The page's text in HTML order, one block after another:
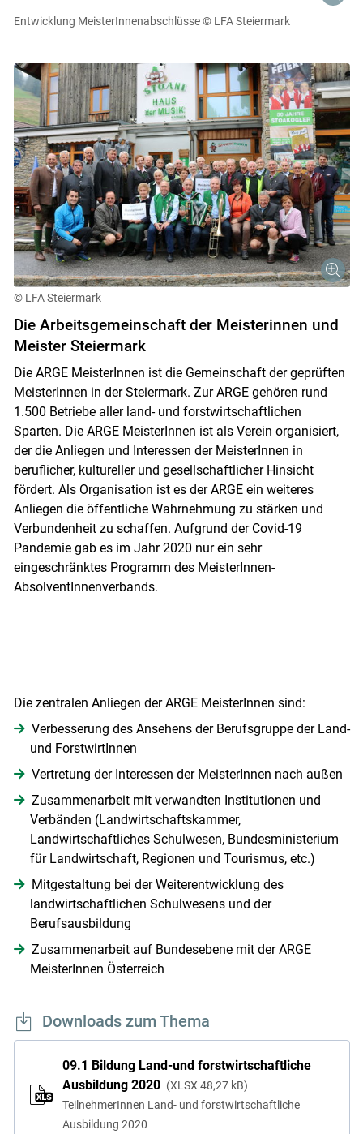
Entwicklung MeisterInnenabschlüsse © LFA Steiermark
© LFA Steiermark
Die Arbeitsgemeinschaft der Meisterinnen und
Meister Steiermark
Die ARGE MeisterInnen ist die Gemeinschaft der geprüften
MeisterInnen in der Steiermark. Zur ARGE gehören rund
1.500 Betriebe aller land- und forstwirtschaftlichen
Sparten. Die ARGE MeisterInnen ist als Verein organisiert,
der die Anliegen und Interessen der MeisterInnen in
beruflicher, kultureller und gesellschaftlicher Hinsicht
fördert. Als Organisation ist es der ARGE ein weiteres
Anliegen die öffentliche Wahrnehmung zu stärken und
Verbundenheit zu schaffen. Aufgrund der Covid-19
Pandemie gab es im Jahr 2020 nur ein sehr
eingeschränktes Programm des MeisterInnen-
AbsolventInnenverbands.
Die zentralen Anliegen der ARGE MeisterInnen sind:
Verbesserung des Ansehens der Berufsgruppe der Land-
und ForstwirtInnen
Vertretung der Interessen der MeisterInnen nach außen
Zusammenarbeit mit verwandten Institutionen und
Verbänden (Landwirtschaftskammer,
Landwirtschaftliches Schulwesen, Bundesministerium
für Landwirtschaft, Regionen und Tourismus, etc.)
Mitgestaltung bei der Weiterentwicklung des
landwirtschaftlichen Schulwesens und der
Berufsausbildung
Zusammenarbeit auf Bundesebene mit der ARGE
MeisterInnen Österreich
Downloads zum Thema
09.1 Bildung Land-und forstwirtschaftliche
Ausbildung 2020
XLSX 48,27 kB
TeilnehmerInnen Land- und forstwirtschaftliche
Ausbildung 2020